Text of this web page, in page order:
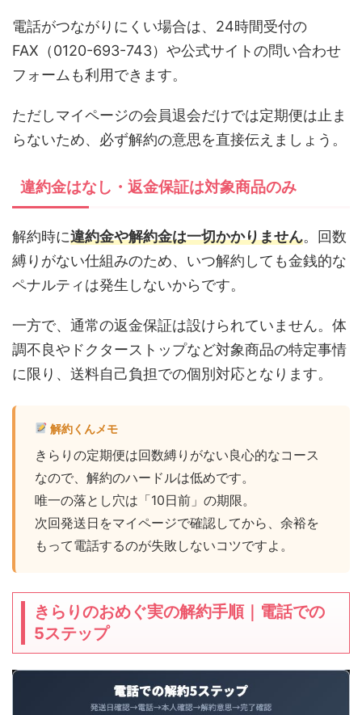
電話がつながりにくい場合は、24時間受付の
FAX（0120-693-743）や公式サイトの問い合わせ
フォームも利用できます。
ただしマイページの会員退会だけでは定期便は止ま
らないため、必ず解約の意思を直接伝えましょう。
違約金はなし・返金保証は対象商品のみ
解約時に違約金や解約金は一切かかりません。回数
縛りがない仕組みのため、いつ解約しても金銭的な
ペナルティは発生しないからです。
一方で、通常の返金保証は設けられていません。体
調不良やドクターストップなど対象商品の特定事情
に限り、送料自己負担での個別対応となります。
解約くんメモ
きらりの定期便は回数縛りがない良心的なコース
なので、解約のハードルは低めです。
唯一の落とし穴は「10日前」の期限。
次回発送日をマイページで確認してから、余裕を
もって電話するのが失敗しないコツですよ。
きらりのおめぐ実の解約手順｜電話での
5ステップ